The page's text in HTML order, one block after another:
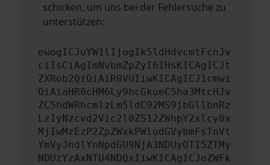
schicken, um uns bei der Fehlersuche zu
unterstützen:
ewogICJuYW1lIjogIk5ldHdvcmtFcnJv
ciIsCiAgImNvbmZpZyI6IHsKICAgICJt
ZXRob2QiOiAiR0VUIiwKICAgICJ1cmwi
OiAiaHR0cHM6Ly9hcGkueC5ha3MtcHJv
ZC5hdWRhcmlzLm5ldC92MS9jbGllbnRz
LzIyNzcvd2Vic2l0ZS12ZWhpY2xlcy8x
MjIwMzEzP2ZpZWxkPWludGVybmFsTnVt
YmVyJndlYnNpdGU9NjA3NDUyOTI5ZTMy
NDUzYzAxNTU4NDQxIiwKICAgICJoZWFk